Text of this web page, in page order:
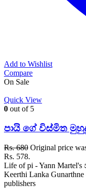
Add to Wishlist
Compare
On Sale
Quick View
0 out of 5
පායි ගේ විස්මිත
Rs.680 Original price
Rs. 578.
Life of pi - Yann
Keerthi Lanka
publishers